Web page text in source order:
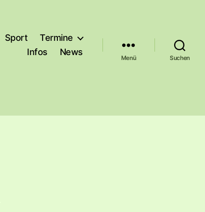
Sport
Termine
Infos
News
Menü Suchen